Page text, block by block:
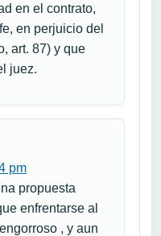
en el contrato,
en perjuicio del
art. 87) y que
juez.
pm
propuesta
enfrentarse al
, y aun